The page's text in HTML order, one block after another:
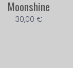
Moonshine
30,00 €